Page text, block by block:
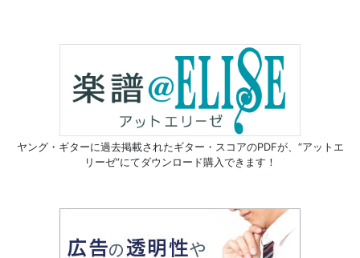
ヤング・ギターに過去掲載されたギター・スコアのPDFが、 “アットエ
リーゼ”にてダウンロード購入できます！